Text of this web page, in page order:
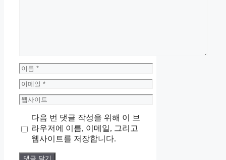
이
름
이
메
일
웹
트
다음 번 댓글 작성을 위해 이 브
라우저에 이름, 이메일, 그리고
웹사이트를 저장합니다.